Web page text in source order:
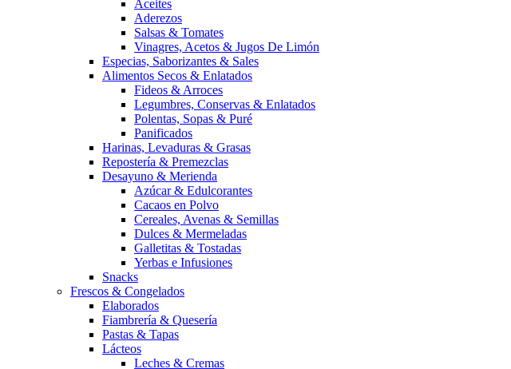
Aceites
Aderezos
Salsas & Tomates
Vinagres, Acetos & Jugos De Limón
Especias, Saborizantes & Sales
Alimentos Secos & Enlatados
Fideos & Arroces
Legumbres, Conservas & Enlatados
Polentas, Sopas & Puré
Panificados
Harinas, Levaduras & Grasas
Repostería & Premezclas
Desayuno & Merienda
Azúcar & Edulcorantes
Cacaos en Polvo
Cereales, Avenas & Semillas
Dulces & Mermeladas
Galletitas & Tostadas
Yerbas e Infusiones
Snacks
Frescos & Congelados
Elaborados
Fiambrería & Quesería
Pastas & Tapas
Lácteos
Leches & Cremas